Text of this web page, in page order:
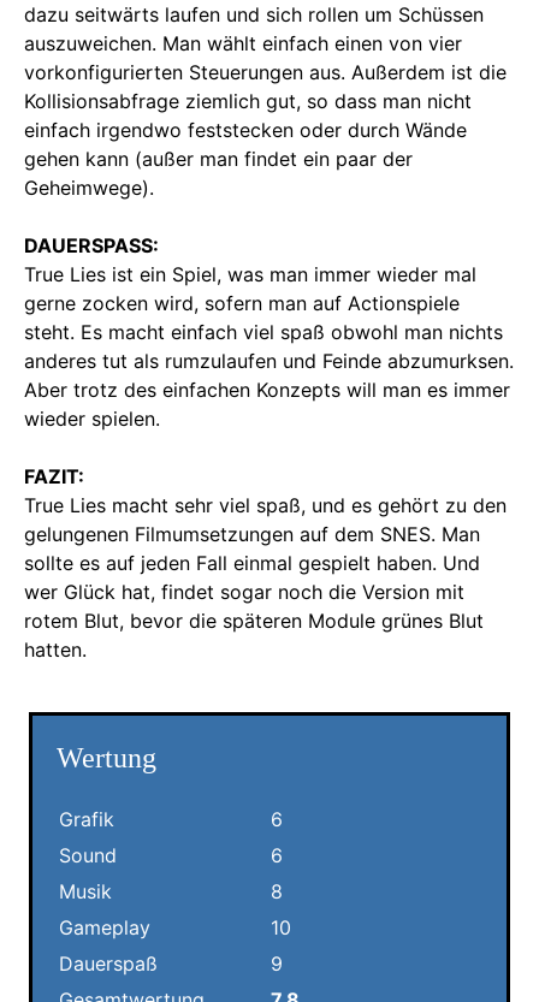
dazu seitwärts laufen und sich rollen um Schüssen
auszuweichen. Man wählt einfach einen von vier
vorkonfigurierten Steuerungen aus. Außerdem ist die
Kollisionsabfrage ziemlich gut, so dass man nicht
einfach irgendwo feststecken oder durch Wände
gehen kann (außer man findet ein paar der
Geheimwege).
DAUERSPASS:
True Lies ist ein Spiel, was man immer wieder mal
gerne zocken wird, sofern man auf Actionspiele
steht. Es macht einfach viel spaß obwohl man nichts
anderes tut als rumzulaufen und Feinde abzumurksen.
Aber trotz des einfachen Konzepts will man es immer
wieder spielen.
FAZIT:
True Lies macht sehr viel spaß, und es gehört zu den
gelungenen Filmumsetzungen auf dem SNES. Man
sollte es auf jeden Fall einmal gespielt haben. Und
wer Glück hat, findet sogar noch die Version mit
rotem Blut, bevor die späteren Module grünes Blut
hatten.
Wertung
Grafik
6
Sound
6
Musik
8
Gameplay
10
Dauerspaß
9